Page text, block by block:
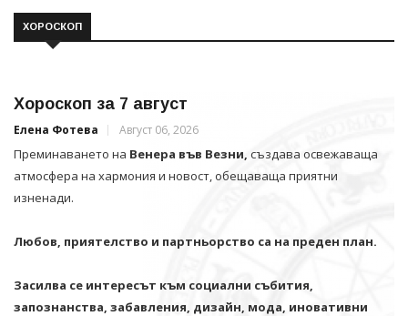
ХОРОСКОП
Хороскоп за 7 август
Елена Фотева Август 06, 2026
Преминаването на Венера във Везни, създава освежаваща
атмосфера на хармония и новост, обещаваща приятни
изненади.
Любов, приятелство и партньорство са на преден план.
Засилва се интересът към социални събития,
запознанства, забавления, дизайн, мода, иновативни